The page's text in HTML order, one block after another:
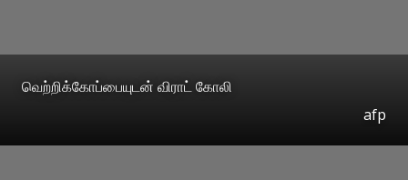
வெற்றிக்கோப்பையுடன் விராட் கோலி
afp